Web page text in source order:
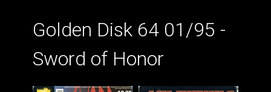
Golden Disk 64 01/95 -
Sword of Honor